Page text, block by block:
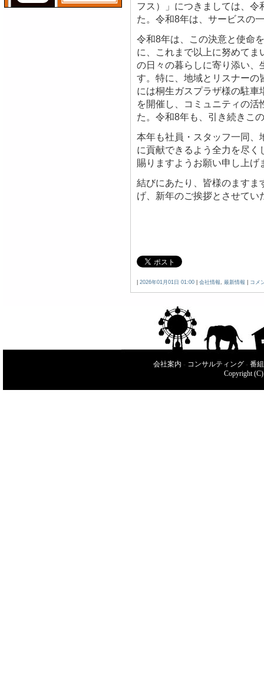
フス）」につきましては、
た。令和8年は、サービスの
令和8年は、この決意と使命
に、これまで以上に努めて
の日々の暮らしに寄り添い、
す。特に、地域とリスナーの
には桐生ガスプラザ様の駐
を開催し、コミュニティの
た。令和8年も、引き続きこ
本年も社員・スタッフ一同、
に貢献できるよう全力を尽
賜りますようお願い申し上げ
結びにあたり、皆様のますま
げ、新年のご挨拶とさせてい
2026年01月01日 01:00 会社情報, 最新情報 コメ
会社案内 - コンサルティング - 番
Copyright